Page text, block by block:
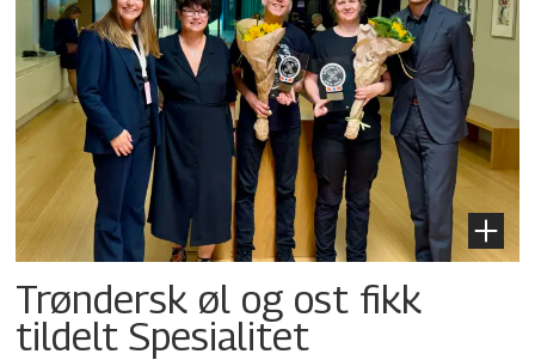
Trøndersk øl og ost fikk
tildelt Spesialitet